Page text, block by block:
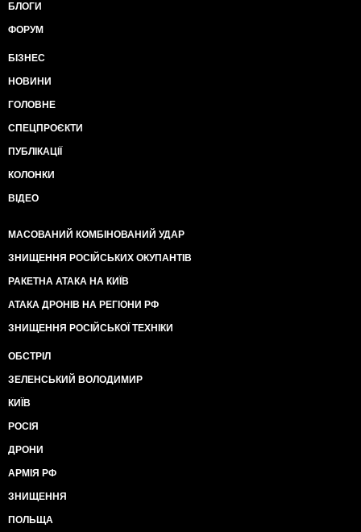
БЛОГИ
ФОРУМ
БІЗНЕС
НОВИНИ
ГОЛОВНЕ
СПЕЦПРОЄКТИ
ПУБЛІКАЦІЇ
КОЛОНКИ
ВІДЕО
МАСОВАНИЙ КОМБІНОВАНИЙ УДАР
ЗНИЩЕННЯ РОСІЙСЬКИХ ОКУПАНТІВ
РАКЕТНА АТАКА НА КИЇВ
АТАКА ДРОНІВ НА РЕГІОНИ РФ
ЗНИЩЕННЯ РОСІЙСЬКОЇ ТЕХНІКИ
ОБСТРІЛ
ЗЕЛЕНСЬКИЙ ВОЛОДИМИР
КИЇВ
РОСІЯ
ДРОНИ
АРМІЯ РФ
ЗНИЩЕННЯ
ПОЛЬЩА